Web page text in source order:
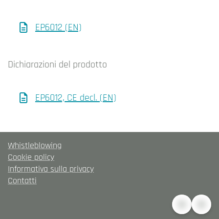
EP6012 (EN)
Dichiarazioni del prodotto
EP6012, CE decl. (EN)
Whistleblowing
Cookie policy
Informativa sulla privacy
Contatti